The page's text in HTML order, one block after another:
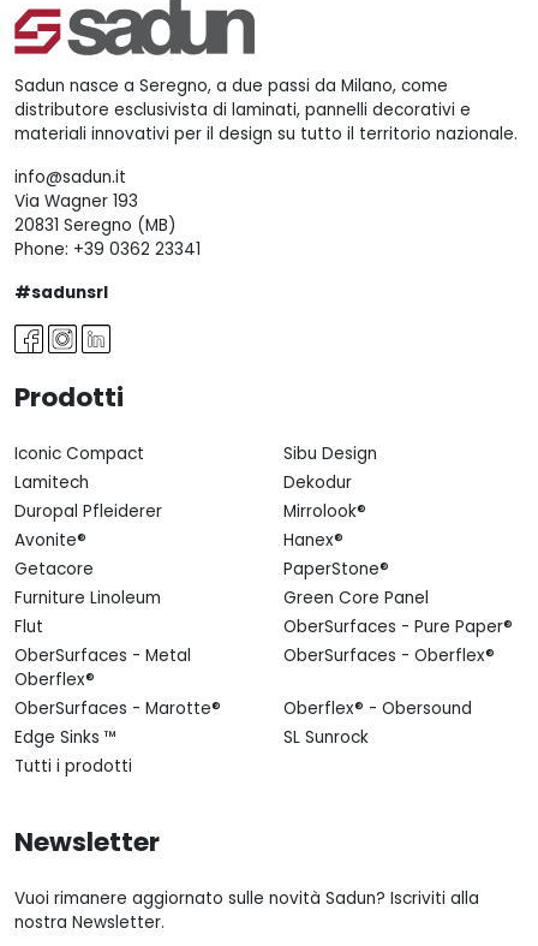
Sadun nasce a Seregno, a due passi da Milano, come
distributore esclusivista di laminati, pannelli decorativi e
materiali innovativi per il design su tutto il territorio nazionale.
info@sadun.it
Via Wagner 193
20831 Seregno (MB)
Phone: +39 0362 23341
#sadunsrl
Prodotti
Iconic Compact
Sibu Design
Lamitech
Dekodur
Duropal Pfleiderer
Mirrolook®
Avonite®
Hanex®
Getacore
PaperStone®
Furniture Linoleum
Green Core Panel
Flut
OberSurfaces - Pure Paper®
OberSurfaces - Metal
Oberflex®
OberSurfaces - Oberflex®
OberSurfaces - Marotte®
Oberflex® - Obersound
Edge Sinks ™
SL Sunrock
Tutti i prodotti
Newsletter
Vuoi rimanere aggiornato sulle novità Sadun? Iscriviti alla
nostra Newsletter.